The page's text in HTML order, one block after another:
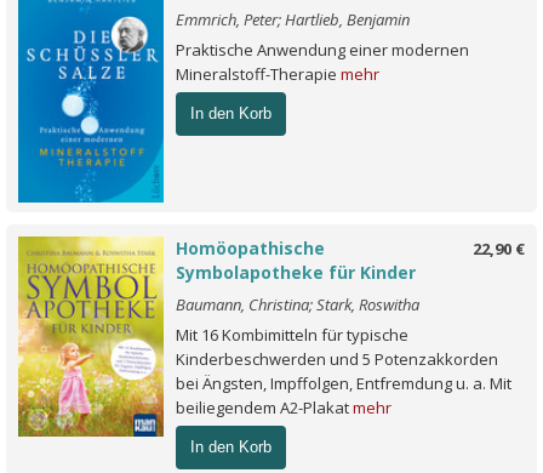
Emmrich, Peter; Hartlieb, Benjamin
Praktische Anwendung einer modernen
Mineralstoff-Therapie mehr
In den Korb
22,90 €
Homöopathische
Symbolapotheke für Kinder
Baumann, Christina; Stark, Roswitha
Mit 16 Kombimitteln für typische
Kinderbeschwerden und 5 Potenzakkorden
bei Ängsten, Impffolgen, Entfremdung u. a. Mit
beiliegendem A2-Plakatmehr
In den Korb